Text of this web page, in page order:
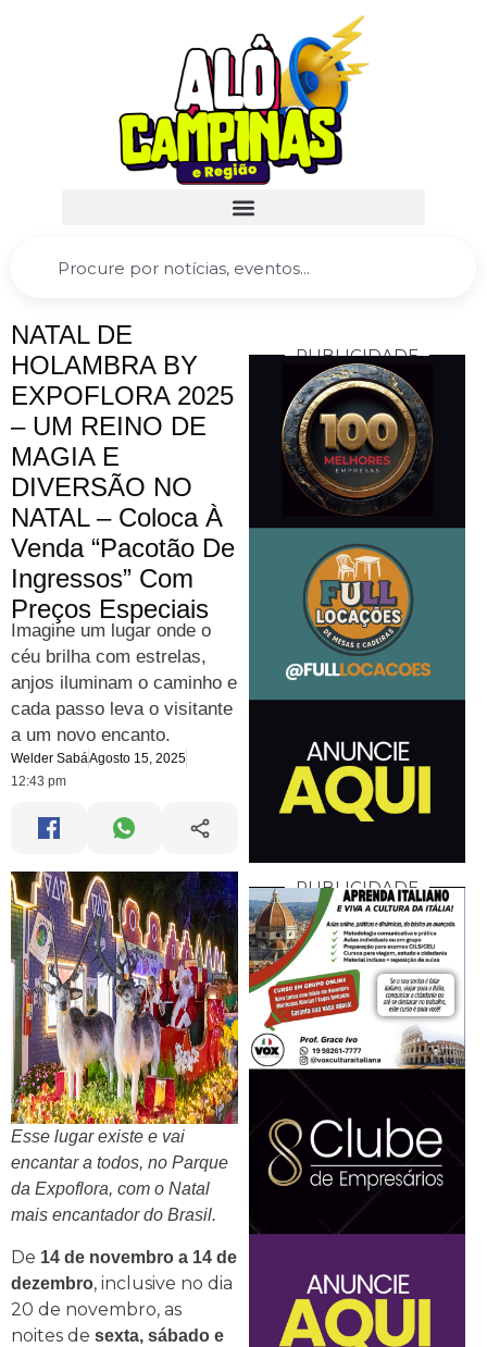
NATAL DE
HOLAMBRA BY
EXPOFLORA 2025
– UM REINO DE
MAGIA E
DIVERSÃO NO
NATAL – Coloca À
Venda “Pacotão De
Ingressos” Com
Preços Especiais
Imagine um lugar onde o
céu brilha com estrelas,
anjos iluminam o caminho e
cada passo leva o visitante
a um novo encanto.
Welder SabáAgosto 15, 2025
12:43 pm
Esse lugar existe e vai
encantar a todos, no Parque
da Expoflora, com o Natal
mais encantador do Brasil.
De 14 de novembro a 14 de
dezembro, inclusive no dia
20 de novembro, as
noites de sexta, sábado e
PUBLICIDADE
PUBLICIDADE